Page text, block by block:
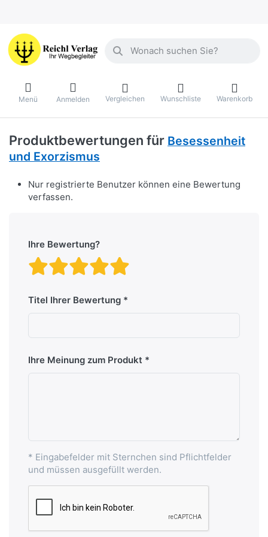
Geben Sie einen Suchbegriff ein.
Menü Anmelden Vergleichen Wunschliste Warenkorb
Produktbewertungen für Besessenheit
und Exorzismus
Nur registrierte Benutzer können eine Bewertung
verfassen.
Ihre Bewertung?
Bewertung: 4 von
Bewertung: 3 von 5
Bewertung: 2 von 5
Bewertung: 1 von 5
Titel Ihrer Bewertung
Ihre Meinung zum Produkt
* Eingabefelder mit Sternchen sind Pflichtfelder
und müssen ausgefüllt werden.